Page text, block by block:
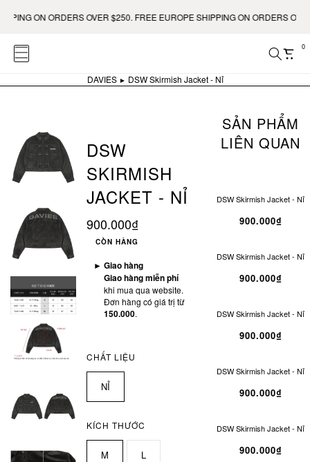
ON ORDERS OVER $250. FREE EUROPE SHIPPING ON ORDERS OVER
0
DAVIES DSW Skirmish Jacket - Nỉ
DSW
SKIRMISH
JACKET - NỈ
900.000₫
CÒN HÀNG
► Giao hàng
Giao hàng miễn phí
khi mua qua website.
Đơn hàng có giá trị từ
150.000.
CHẤT LIỆU
NỈ
KÍCH THƯỚC
M L
SẢN PHẨM
LIÊN QUAN
DSW Skirmish Jacket - Nỉ
900.000₫
DSW Skirmish Jacket - Nỉ
900.000₫
DSW Skirmish Jacket - Nỉ
900.000₫
DSW Skirmish Jacket - Nỉ
900.000₫
DSW Skirmish Jacket - Nỉ
900.000₫